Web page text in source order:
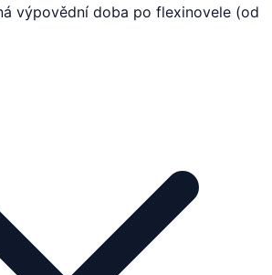
výpovědní doba po flexinovele (od